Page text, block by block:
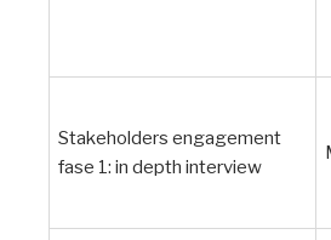
Stakeholders engagement
fase 1: in depth interview